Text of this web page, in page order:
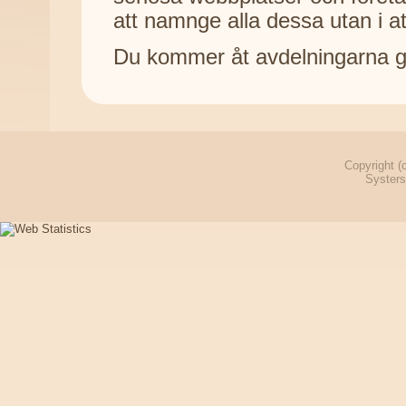
att namnge alla dessa utan i
Du kommer åt avdelningarna
Copyright